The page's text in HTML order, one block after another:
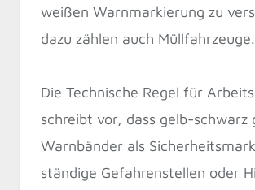
weißen Warnmarkierung zu
dazu zählen auch Müllfahrzeuge.
Die Technische Regel für
schreibt vor, dass gelb-schwarz
Warnbänder als
ständige Gefahrenstellen oder